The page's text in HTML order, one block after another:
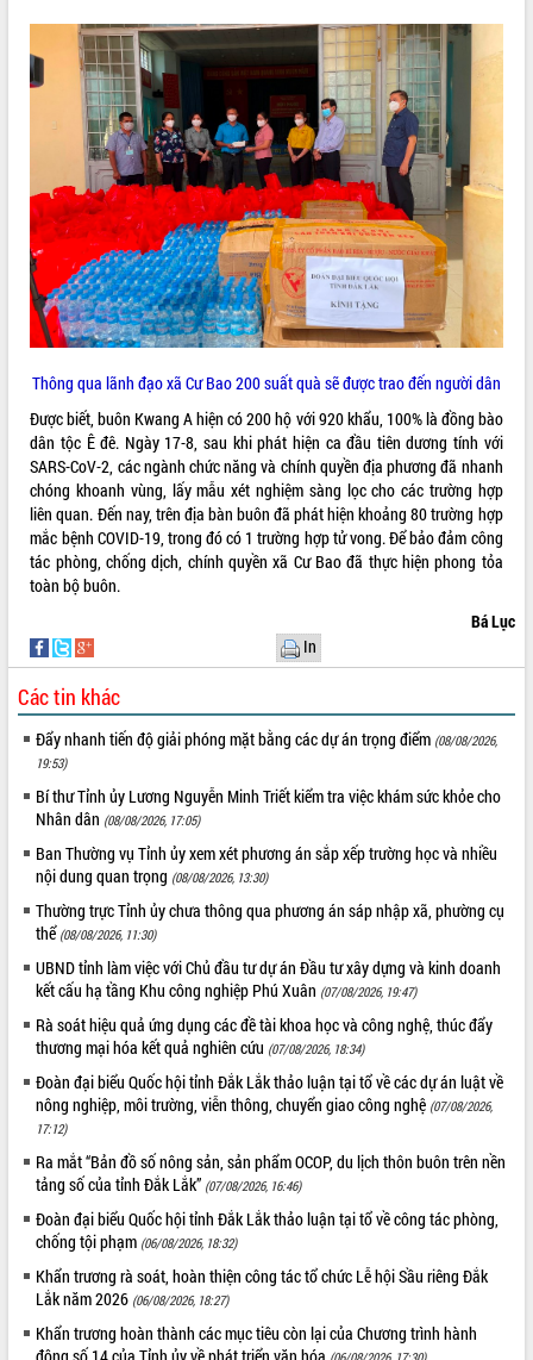
LIÊN KẾT WEB
THỐNG KÊ TRUY CẬP
Hôm nay: 38974
Tất cả: 66084297
Thông qua lãnh đạo xã Cư Bao 200 suất quà sẽ được trao đến người dân
Được biết, buôn Kwang A hiện có 200 hộ với 920 khẩu, 100% là đồng bào
dân tộc Ê đê. Ngày 17-8, sau khi phát hiện ca đầu tiên dương tính với
SARS-CoV-2, các ngành chức năng và chính quyền địa phương đã nhanh
chóng khoanh vùng, lấy mẫu xét nghiệm sàng lọc cho các trường hợp
liên quan. Đến nay, trên địa bàn buôn đã phát hiện khoảng 80 trường hợp
mắc bệnh COVID-19, trong đó có 1 trường hợp tử vong. Để bảo đảm công
tác phòng, chống dịch, chính quyền xã Cư Bao đã thực hiện phong tỏa
toàn bộ buôn.
Bá Lục
In
Các tin khác
Đẩy nhanh tiến độ giải phóng mặt bằng các dự án trọng điểm (08/08/2026,
19:53)
Bí thư Tỉnh ủy Lương Nguyễn Minh Triết kiểm tra việc khám sức khỏe cho
Nhân dân (08/08/2026, 17:05)
Ban Thường vụ Tỉnh ủy xem xét phương án sắp xếp trường học và nhiều
nội dung quan trọng (08/08/2026, 13:30)
Thường trực Tỉnh ủy chưa thông qua phương án sáp nhập xã, phường cụ
thể (08/08/2026, 11:30)
UBND tỉnh làm việc với Chủ đầu tư dự án Đầu tư xây dựng và kinh doanh
kết cấu hạ tầng Khu công nghiệp Phú Xuân (07/08/2026, 19:47)
Rà soát hiệu quả ứng dụng các đề tài khoa học và công nghệ, thúc đẩy
thương mại hóa kết quả nghiên cứu (07/08/2026, 18:34)
Đoàn đại biểu Quốc hội tỉnh Đắk Lắk thảo luận tại tổ về các dự án luật về
nông nghiệp, môi trường, viễn thông, chuyển giao công nghệ (07/08/2026,
17:12)
Ra mắt “Bản đồ số nông sản, sản phẩm OCOP, du lịch thôn buôn trên nền
tảng số của tỉnh Đắk Lắk” (07/08/2026, 16:46)
Đoàn đại biểu Quốc hội tỉnh Đắk Lắk thảo luận tại tổ về công tác phòng,
chống tội phạm (06/08/2026, 18:32)
Khẩn trương rà soát, hoàn thiện công tác tổ chức Lễ hội Sầu riêng Đắk
Lắk năm 2026 (06/08/2026, 18:27)
Khẩn trương hoàn thành các mục tiêu còn lại của Chương trình hành